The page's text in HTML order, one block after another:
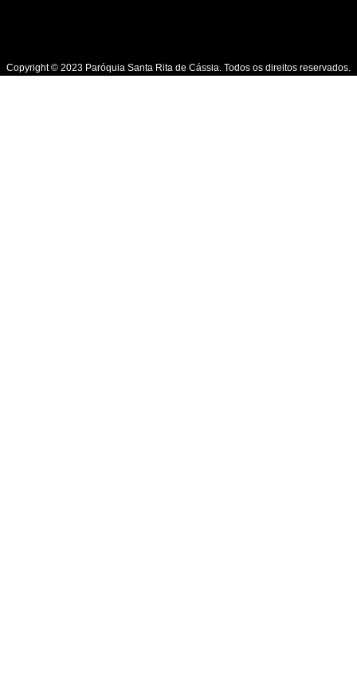
Copyright © 2023 Paróquia Santa Rita de Cássia. Todos os direitos reservados.